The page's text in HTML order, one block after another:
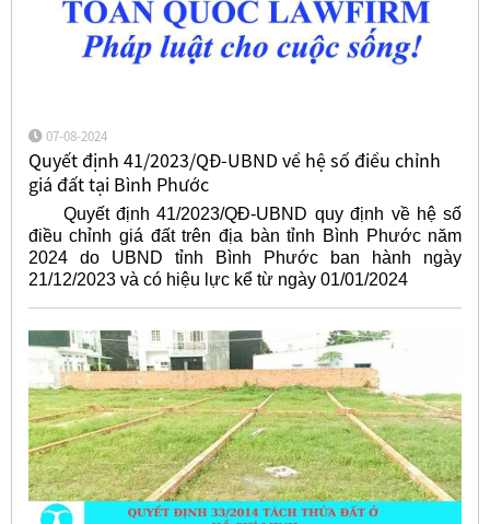
07-08-2024
Quyết định 41/2023/QĐ-UBND về hệ số điều chỉnh
giá đất tại Bình Phước
Quyết định 41/2023/QĐ-UBND quy định về hệ số
điều chỉnh giá đất trên địa bàn tỉnh Bình Phước năm
2024 do UBND tỉnh Bình Phước ban hành ngày
21/12/2023 và có hiệu lực kể từ ngày 01/01/2024